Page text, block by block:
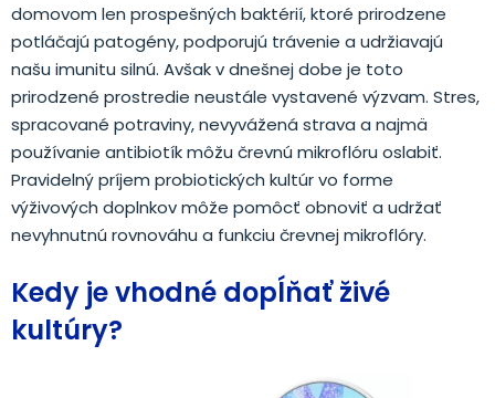
domovom len prospešných baktérií, ktoré prirodzene
potláčajú patogény, podporujú trávenie a udržiavajú
našu imunitu silnú. Avšak v dnešnej dobe je toto
prirodzené prostredie neustále vystavené výzvam. Stres,
spracované potraviny, nevyvážená strava a najmä
používanie antibiotík môžu črevnú mikroflóru oslabiť.
Pravidelný príjem probiotických kultúr vo forme
výživových doplnkov môže pomôcť obnoviť a udržať
nevyhnutnú rovnováhu a funkciu črevnej mikroflóry.
Kedy je vhodné dopĺňať živé
kultúry?